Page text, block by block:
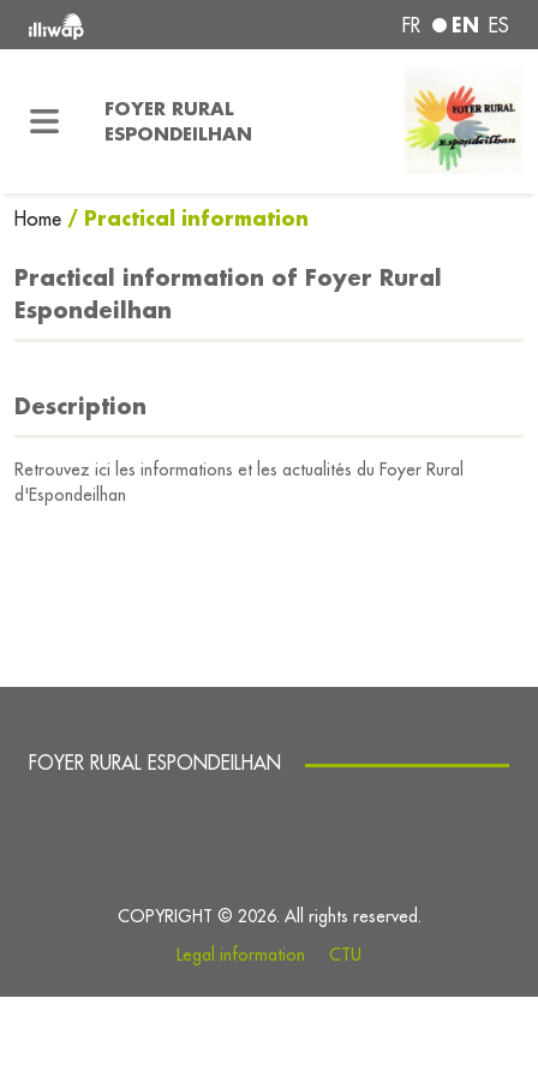
FR EN ES
FOYER RURAL
ESPONDEILHAN
Home / Practical information
Practical information of Foyer Rural
Espondeilhan
Description
Retrouvez ici les informations et les actualités du Foyer Rural
d'Espondeilhan
FOYER RURAL ESPONDEILHAN
COPYRIGHT © 2026. All rights reserved.
Legal information
CTU